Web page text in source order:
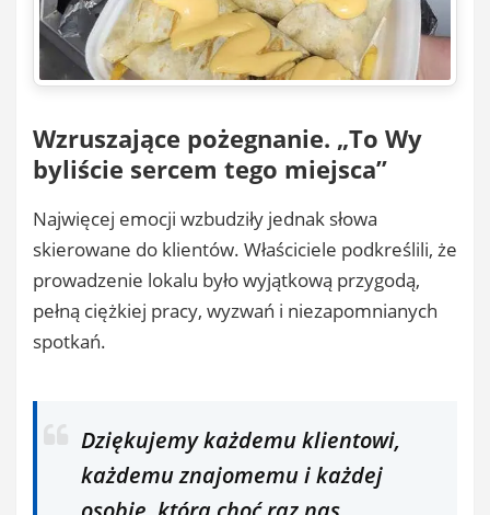
Wzruszające pożegnanie. „To Wy
byliście sercem tego miejsca”
Najwięcej emocji wzbudziły jednak słowa
skierowane do klientów. Właściciele podkreślili, że
prowadzenie lokalu było wyjątkową przygodą,
pełną ciężkiej pracy, wyzwań i niezapomnianych
spotkań.
Dziękujemy każdemu klientowi,
każdemu znajomemu i każdej